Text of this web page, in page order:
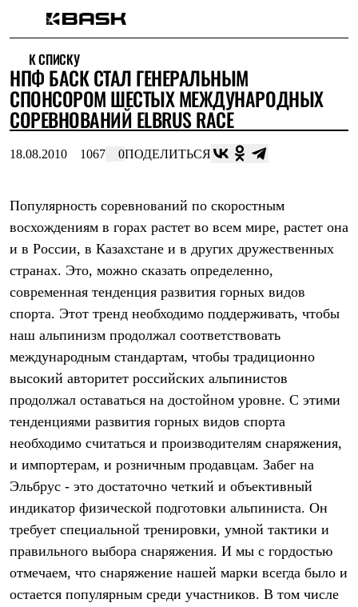
Интернет-магазин
Мужская одежда
Утепленная пухом
Куртки
Брюки
Комбинезоны
Штормовая одежда
Куртки
Брюки
Софтшелл одежда
Куртки
Брюки
Флисовая одежда
Куртки
Брюки
Термобелье
Теплое термобелье
Легкое термобелье
Лёгкая одежда
Футболки
Толстовки
Брюки
Женская одежда
Утепленная пухом
Куртки
Брюки
Жилеты
Утепленная синтетикой
К СПИСКУ
НПФ БАСК СТАЛ ГЕНЕРАЛЬНЫМ
СПОНСОРОМ ШЕСТЫХ МЕЖДУНАРОДНЫХ
СОРЕВНОВАНИЙ ELBRUS RACE
18.08.2010 1067 0ПОДЕЛИТЬСЯ
Популярность соревнований по скоростным
восхождениям в горах растет во всем мире, растет она
и в России, в Казахстане и в других дружественных
странах. Это, можно сказать определенно,
современная тенденция развития горных видов
спорта. Этот тренд необходимо поддерживать, чтобы
наш альпинизм продолжал соответствовать
международным стандартам, чтобы традиционно
высокий авторитет российских альпинистов
продолжал оставаться на достойном уровне. С этими
тенденциями развития горных видов спорта
необходимо считаться и производителям снаряжения,
и импортерам, и розничным продавцам. Забег на
Эльбрус - это достаточно четкий и объективный
индикатор физической подготовки альпиниста. Он
требует специальной тренировки, умной тактики и
правильного выбора снаряжения. И мы с гордостью
отмечаем, что снаряжение нашей марки всегда было и
остается популярным среди участников. В том числе